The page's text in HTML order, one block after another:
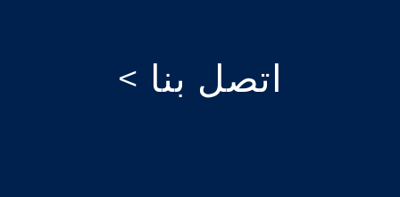
اتصل بنا >